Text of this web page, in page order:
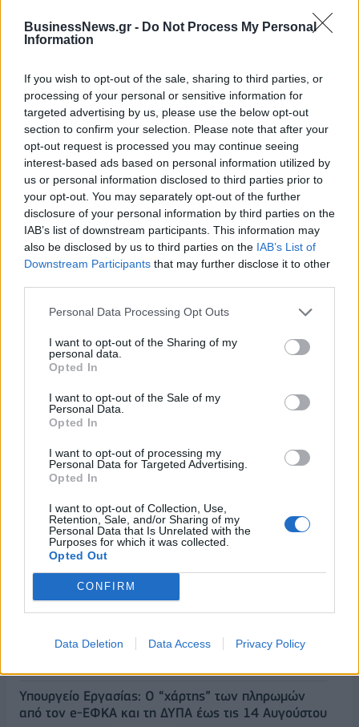
BusinessNews.gr - Do Not Process My Personal
Information
If you wish to opt-out of the sale, sharing to third parties, or
processing of your personal or sensitive information for
targeted advertising by us, please use the below opt-out
section to confirm your selection. Please note that after your
opt-out request is processed you may continue seeing
interest-based ads based on personal information utilized by
us or personal information disclosed to third parties prior to
your opt-out. You may separately opt-out of the further
disclosure of your personal information by third parties on the
IAB’s list of downstream participants. This information may
also be disclosed by us to third parties on the IAB’s List of
Downstream Participants that may further disclose it to other
Personal Data Processing Opt Outs
I want to opt-out of the Sharing of my
personal data.
Opted In
I want to opt-out of the Sale of my
Personal Data.
Opted In
I want to opt-out of processing my
Personal Data for Targeted Advertising.
Opted In
I want to opt-out of Collection, Use,
Retention, Sale, and/or Sharing of my
Personal Data that Is Unrelated with the
Purposes for which it was collected.
Opted Out
CONFIRM
Data Deletion Data Access Privacy Policy
Λαχαναγοράς Αθηνών: Η
αγορά λειτουργεί ομαλά
10/04/2024 - 08:15
σε νέους ενήλικες
συνδέεται με αυξημένο
κίνδυνο σοβαρών
ασθενειών
10/04/2024 - 09:34
56.000 επιβάτες αναχωρούν σήμερα από τα
λιμάνια της Αττικής
Δυτική Αττική: Η επόμενη ημέρα μετά τις πυρκαγιές
– Τα έργα Antinero και η «μάχη» πριν από τις
βροχές
08/08/2026 - 14:08
Ειδικό Χωροταξικό για τον Τουρισμό: Οι νέοι
Υπουργείο Εργασίας: Ο “χάρτης” των πληρωμών
από τον e-ΕΦΚΑ και τη ΔΥΠΑ έως τις 14 Αυγούστου